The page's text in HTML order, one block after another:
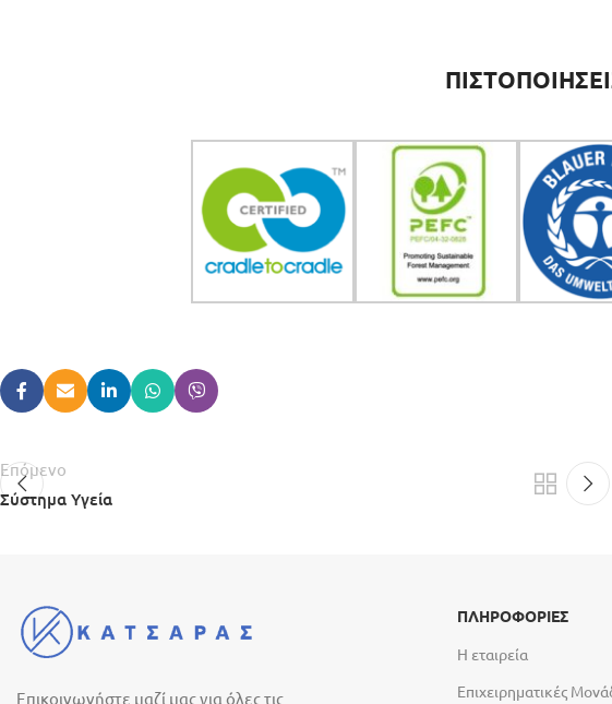
Επόμενο
Σύστημα Υγεία
Επικοινωνήστε μαζί μας για όλες τις
ΠΛΗΡΟΦΟΡΙΕΣ
Η εταιρεία
Επιχειρηματικές